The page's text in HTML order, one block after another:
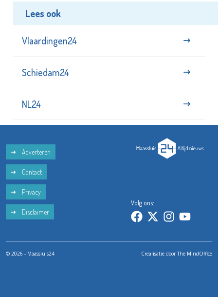
Lees ook
Vlaardingen24
Schiedam24
NL24
Adverteren
Contact
Privacy
Disclaimer
Volg ons:
© 2026 - Maassluis24 Crealisatie doorThe MindOffice